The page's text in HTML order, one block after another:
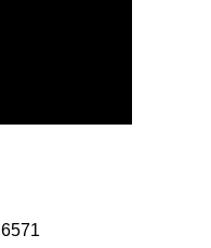
6571